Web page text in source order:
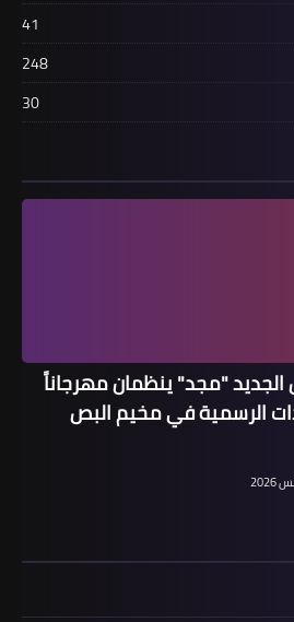
41
248
30
"مجد" ينظمان مهرجاناً
الرسمية في مخيم البص